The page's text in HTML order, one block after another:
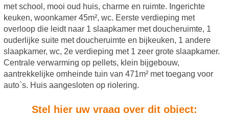
met school, mooi oud huis, charme en ruimte. Ingerichte
keuken, woonkamer 45m², wc. Eerste verdieping met
overloop die leidt naar 1 slaapkamer met doucheruimte, 1
ouderlijke suite met doucheruimte en bijkeuken, 1 andere
slaapkamer, wc, 2e verdieping met 1 zeer grote slaapkamer.
Centrale verwarming op pellets, klein bijgebouw,
aantrekkelijke omheinde tuin van 471m² met toegang voor
auto`s. Huis aangesloten op riolering.
Stel hier uw vraag over dit object: